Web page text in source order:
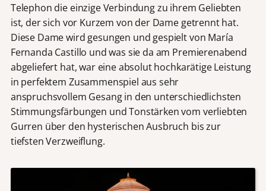
Telephon die einzige Verbindung zu ihrem Geliebten
ist, der sich vor Kurzem von der Dame getrennt hat.
Diese Dame wird gesungen und gespielt von María
Fernanda Castillo und was sie da am Premierenabend
abgeliefert hat, war eine absolut hochkarätige Leistung
in perfektem Zusammenspiel aus sehr
anspruchsvollem Gesang in den unterschiedlichsten
Stimmungsfärbungen und Tonstärken vom verliebten
Gurren über den hysterischen Ausbruch bis zur
tiefsten Verzweiflung.